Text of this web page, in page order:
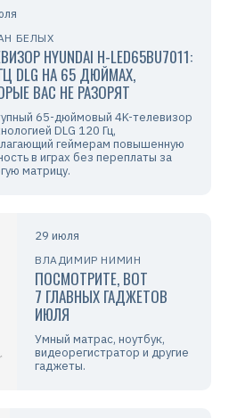
БЕЛЫХ
HYUNDAI H-LED65BU7011:
DLG НА 65 ДЮЙМАХ,
ВАС НЕ РАЗОРЯТ
65-дюймовый 4K-телевизор
DLG 120 Гц,
геймерам повышенную
в играх без переплаты за
матрицу.
29 июля
ВЛАДИМИР НИМИН
ПОСМОТРИТЕ, ВОТ
7 ГЛАВНЫХ ГАДЖЕТОВ
ИЮЛЯ
Умный матрас, ноутбук,
видеорегистратор и другие
гаджеты.